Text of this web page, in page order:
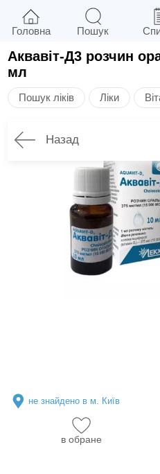
Аквавіт-Д3 розчин
мл
Пошук ліків Ліки
Назад
не знайдено в м. Київ
в обране
Головна Пошук